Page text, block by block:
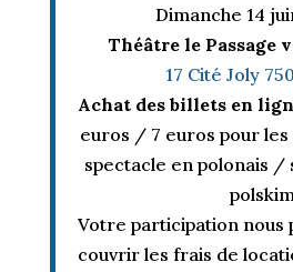
Dimanche 14
Théâtre le Passage
17 Cité Joly
Achat des billets en
euros / 7 euros pour les
spectacle en polonais /
Votre participation nous
couvrir les frais de